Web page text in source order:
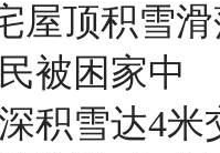
屋顶积雪
被困家中
积雪达4米